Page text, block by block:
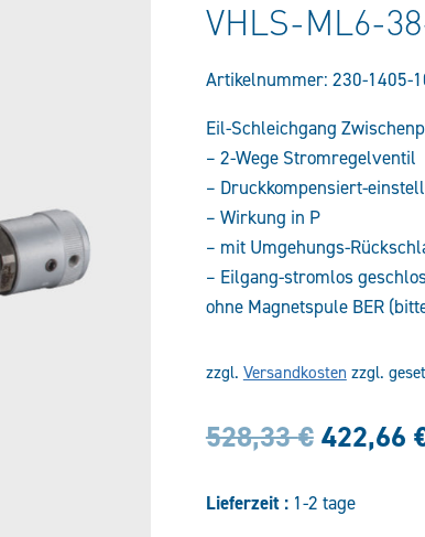
VHLS-ML6-
Artikelnummer: 230-1405-
Eil-Schleichgang
– 2-Wege Stromregelventil
– Druckkompensiert-
– Wirkung in P
– mit Umgehungs-
– Eilgang-stromlos
ohne Magnetspule BER
zzgl. Versandkosten zzgl.
528,33€
war:
422,66
Lieferzeit : 1-2 tage